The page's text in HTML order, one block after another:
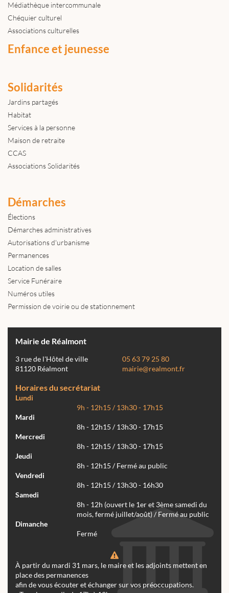
Médiathèque intercommunale
Chéquier culturel
Associations culturelles
Enfance et jeunesse
Solidarités
Jardins partagés
Habitat
Services à la personne
Maison de retraite
CCAS
Associations Solidarités
Démarches
Élections
Démarches administratives
Autorisations d'urbanisme
Permanences
Location de salles
Service Funéraire
Numéros utiles
Permission de voirie ou de stationnement
Mairie de Réalmont
3 rue de l'Hôtel de ville
81120 Réalmont
05 63 79 25 80
mairie@realmont.fr
Horaires du secrétariat
Lundi
9h - 12h15 / 13h30 - 17h15
Mardi
8h - 12h15 / 13h30 - 17h15
Mercredi
8h - 12h15 / 13h30 - 17h15
Jeudi
8h - 12h15 / Fermé au public
Vendredi
8h - 12h15 / 13h30 - 16h30
Samedi
8h - 12h (ouvert le 1er et 3ème samedi du
mois, fermé juillet/août) / Fermé au public
Dimanche
Fermé
À partir du mardi 31 mars, le maire et les adjoints mettent en
place des permanences
afin de vous écouter et échanger sur vos préoccupations.